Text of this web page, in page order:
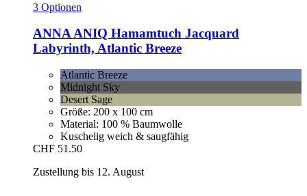
3 Optionen
ANNA ANIQ Hamamtuch Jacquard
Labyrinth, Atlantic Breeze
Atlantic Breeze
Midnight Sky
Desert Sage
Größe: 200 x 100 cm
Material: 100 % Baumwolle
Kuschelig weich & saugfähig
CHF 51.50
Zustellung bis 12. August